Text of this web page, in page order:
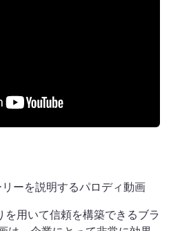
ーを説明するパロディ動画
用いて信頼を構築できるブラ